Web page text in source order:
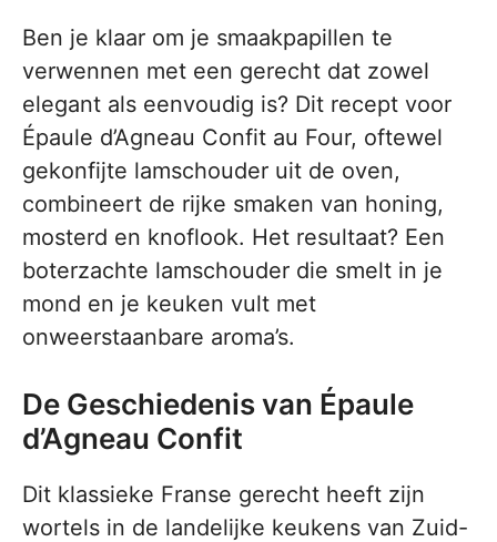
Ben je klaar om je smaakpapillen te
verwennen met een gerecht dat zowel
elegant als eenvoudig is? Dit recept voor
Épaule d’Agneau Confit au Four, oftewel
gekonfijte lamschouder uit de oven,
combineert de rijke smaken van honing,
mosterd en knoflook. Het resultaat? Een
boterzachte lamschouder die smelt in je
mond en je keuken vult met
onweerstaanbare aroma’s.
De Geschiedenis van Épaule
d’Agneau Confit
Dit klassieke Franse gerecht heeft zijn
wortels in de landelijke keukens van Zuid-